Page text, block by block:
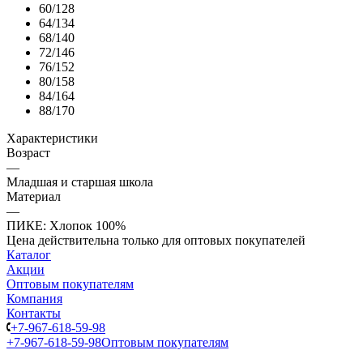
60/128
64/134
68/140
72/146
76/152
80/158
84/164
88/170
Характеристики
Возраст
—
Младшая и старшая школа
Материал
—
ПИКЕ: Хлопок 100%
Цена действительна только для оптовых покупателей
Каталог
Акции
Оптовым покупателям
Компания
Контакты
+7-967-618-59-98
+7-967-618-59-98Оптовым покупателям